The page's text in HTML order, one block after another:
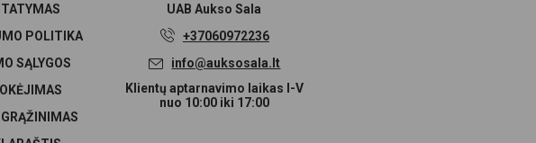
POLITIKA
SĄLYGOS
UABAukso Sala
+37060972236
info@auksosala.lt
Klientų aptarnavimo laikas I-V
nuo 10:00 iki 17:00